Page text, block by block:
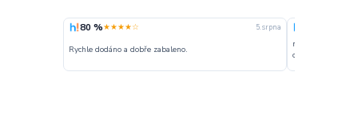
80 %★★★★☆ 5. srpna
Rychle dodáno a dobře zabaleno.
nakupuji
o stavu